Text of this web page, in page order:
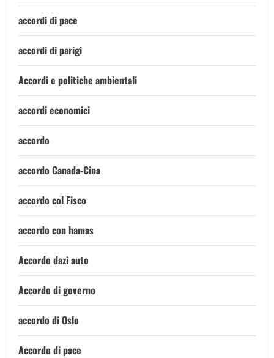
accordi di pace
accordi di parigi
Accordi e politiche ambientali
accordi economici
accordo
accordo Canada-Cina
accordo col Fisco
accordo con hamas
Accordo dazi auto
Accordo di governo
accordo di Oslo
Accordo di pace